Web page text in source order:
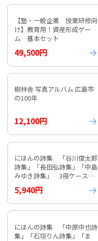
【塾・一般企業 授業研修向
け】教育用！資産形成ゲー
ム 基本セット
49,500円
樹林舎 写真アルバム 広島市
の100年
12,100円
にほんの詩集 「谷川俊太郎
詩集」「長田弘詩集」「中島
みゆき詩集」 3冊ケース入
5,940円
にほんの詩集 「中原中也詩
集」「石垣りん詩集」「ま